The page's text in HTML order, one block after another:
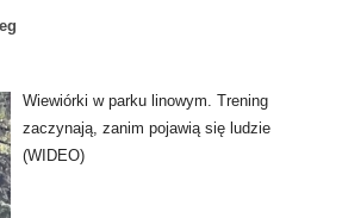
Wiewiórki w parku linowym. Trening
zaczynają, zanim pojawią się ludzie
(WIDEO)